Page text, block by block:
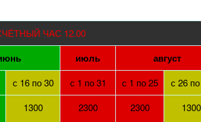
ЧАС 12.00
июль август
с 16 по 30 с 1 по 31 с 1 по 25 с 26
1300 2300 2300 1300